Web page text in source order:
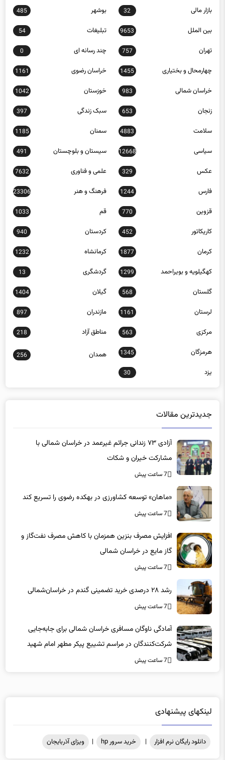
البرز 809 ایلام 584
بازار مالی 32 بوشهر 485
بین الملل 9653 تبلیغات 54
تهران 757 چند رسانه ای 0
چهارمحال و بختیاری 1455 خراسان رضوی 1161
خراسان شمالی 983 خوزستان 1042
زنجان 653 سبک زندگی 397
سلامت 4883 سمنان 1185
سیاسی 12668 سیستان و بلوچستان 491
عکس 329 علمی و فناوری 7632
فارس 1244 فرهنگ و هنر 23306
قزوین 770 قم 1033
کاریکاتور 452 کردستان 940
کرمان 1877 کرمانشاه 1232
کهگیلویه و بویراحمد 1299 گردشگری 13
گلستان 568 گیلان 1404
لرستان 1161 مازندران 897
مرکزی 563
218
1345
جدیدترین مقالات
آزادی ۷۳ زندانی جرائم غیرعمد در خراسان شمالی با
مشارکت خیران و شکات
«ماهان» توسعه کشاورزی در بهکده رضوی را تسریع کند
افزایش مصرف بنزین همزمان با کاهش مصرف نفت‌گاز و
گاز مایع در خراسان شمالی
رشد ۲۸ درصدی خرید تضمینی گندم در خراسان‌شمالی
آمادگی ناوگان مسافری خراسان شمالی برای جابه‌جایی
شرکت‌کنندگان در مراسم تشییع پیکر مطهر امام شهید
لینکهای پیشنهادی